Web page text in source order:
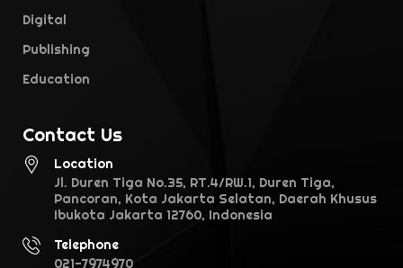
Digital
Publishing
Education
Contact Us
Location
Jl. Duren Tiga No.35, RT.4/RW.1, Duren Tiga,
Pancoran, Kota Jakarta Selatan, Daerah Khusus
Ibukota Jakarta 12760, Indonesia
Telephone
021-7974970